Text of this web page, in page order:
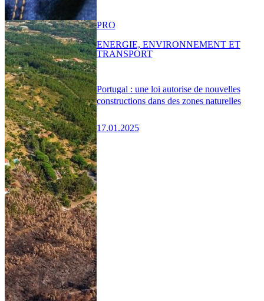
Portugal : une loi autorise de nouvelles
constructions dans des zones naturelles
17.01.2025
PRO
ENERGIE, ENVIRONNEMENT ET
TRANSPORT